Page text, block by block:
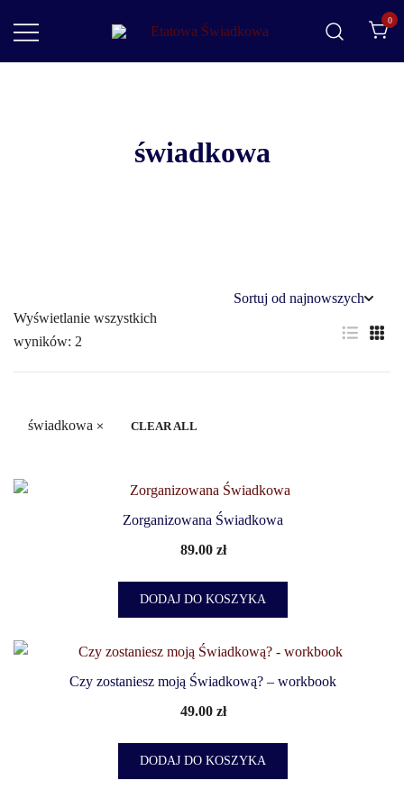
Etatowa Świadkowa
– ślub i wesele na Waszych zasadach
0
świadkowa
Wyświetlanie wszystkich
wyników: 2
świadkowa CLEAR ALL
Zorganizowana Świadkowa
89.00 zł
DODAJ DO KOSZYKA
Czy zostaniesz moją Świadkową? – workbook
49.00 zł
DODAJ DO KOSZYKA